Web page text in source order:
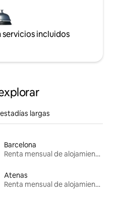
incluidos
largas
Barcelona
Renta mensual de alojamientos
Atenas
Renta mensual de alojamientos